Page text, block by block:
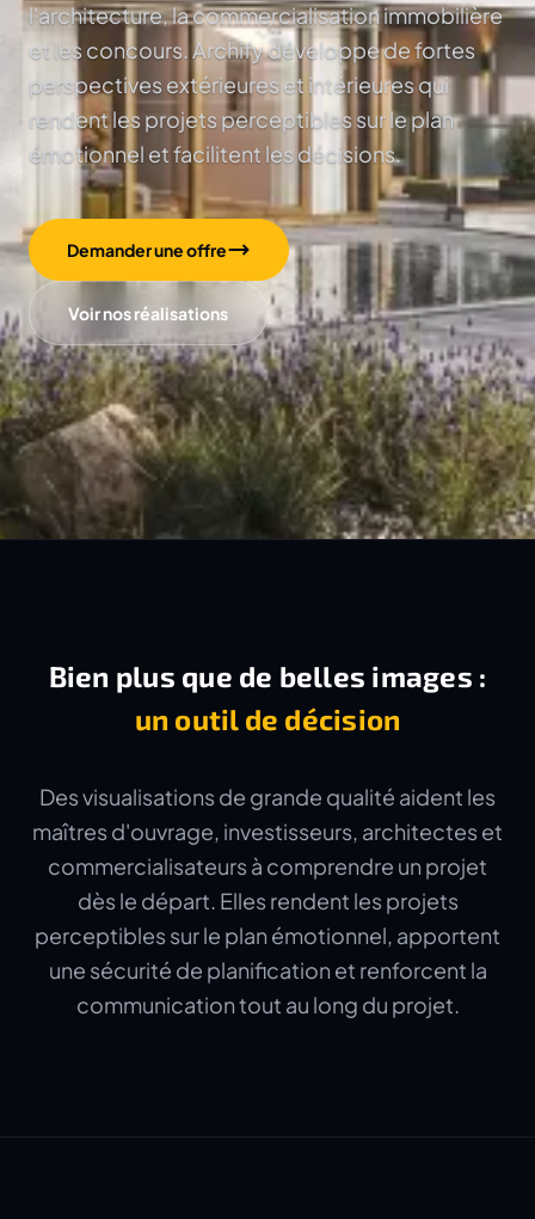
l'architecture, la commercialisation immobilière
et les concours. Archify développe de fortes
perspectives extérieures et intérieures qui
rendent les projets perceptibles sur le plan
émotionnel et facilitent les décisions.
Demander une offre
Voir nos réalisations
Bien plus que de belles images :
un outil de décision
Des visualisations de grande qualité aident les
maîtres d'ouvrage, investisseurs, architectes et
commercialisateurs à comprendre un projet
dès le départ. Elles rendent les projets
perceptibles sur le plan émotionnel, apportent
une sécurité de planification et renforcent la
communication tout au long du projet.